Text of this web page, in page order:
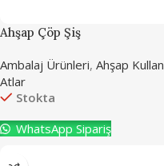
Ahşap Çöp Şiş
Ambalaj Ürünleri, Ahşap Kullan
Atlar
Stokta
WhatsApp Sipariş